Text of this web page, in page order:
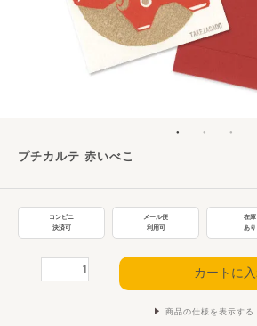
プチカルテ 赤いべこ
コンビニ
決済可
メール便
利用可
在庫
あり
商品の仕様を表示する